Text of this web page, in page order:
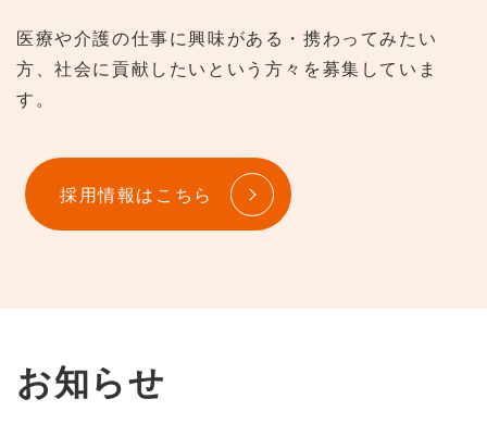
医療や介護の仕事に興味がある・携わってみたい
方、社会に貢献したいという方々を募集していま
す。
採用情報はこちら
お知らせ